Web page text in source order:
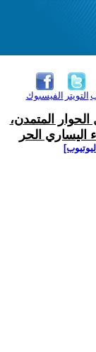
الفيسبوك التويتر
المتمدن،
اليساري الحر